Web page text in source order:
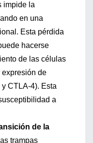
impide la
en una
Esta pérdida
hacerse
de las células
expresión de
CTLA-4). Esta
a
de la
trampas